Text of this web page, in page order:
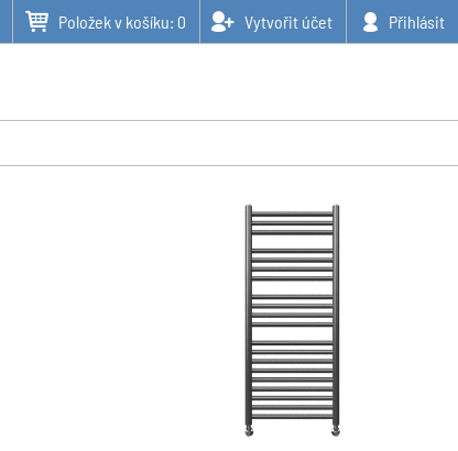
Položek v košíku: 0 Vytvořit účet Přihlásit